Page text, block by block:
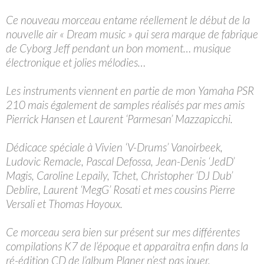
Ce nouveau morceau entame réellement le début de la
nouvelle air « Dream music » qui sera marque de fabrique
de Cyborg Jeff pendant un bon moment… musique
électronique et jolies mélodies…
Les instruments viennent en partie de mon Yamaha PSR
210 mais également de samples réalisés par mes amis
Pierrick Hansen et Laurent ‘Parmesan’ Mazzapicchi.
Dédicace spéciale à Vivien ‘V-Drums’ Vanoirbeek,
Ludovic Remacle, Pascal Defossa, Jean-Denis ‘JedD’
Magis, Caroline Lepaily, Tchet, Christopher ‘DJ Dub’
Deblire, Laurent ‘MegG’ Rosati et mes cousins Pierre
Versali et Thomas Hoyoux.
Ce morceau sera bien sur présent sur mes différentes
compilations K7 de l’époque et apparaitra enfin dans la
ré-édition CD de l’album Planer n’est pas jouer.